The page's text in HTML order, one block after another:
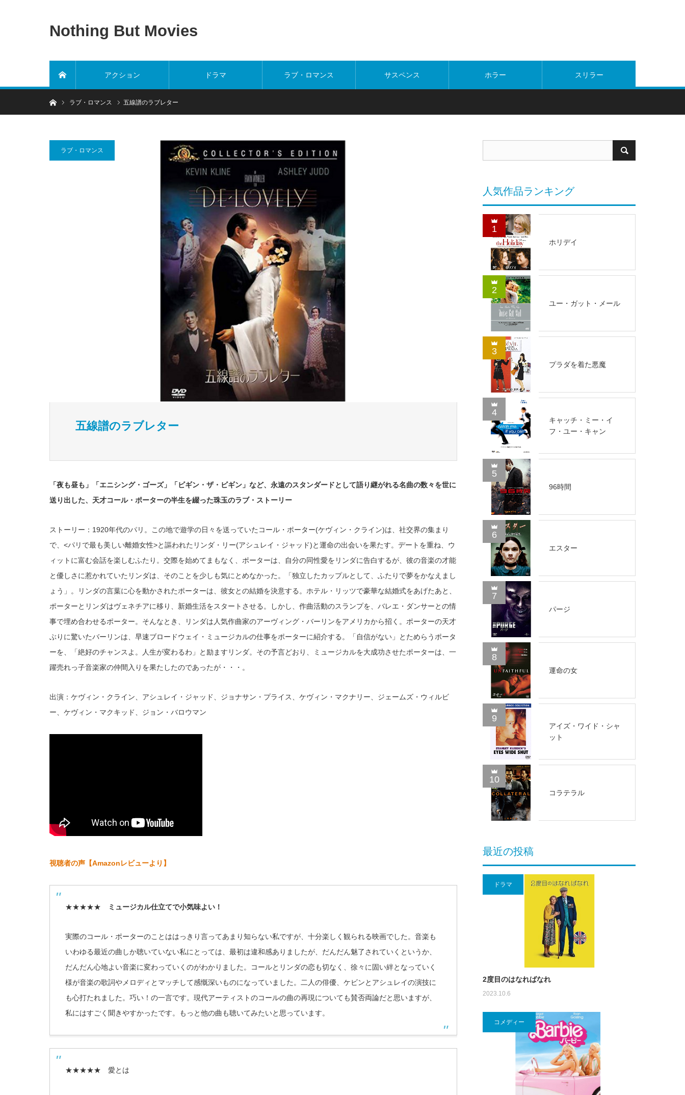
Nothing But Movies
アクション ドラマ ラブ・ロマンス サスペンス ホラー スリラー
ホームラブ・ロマンス 五線譜のラブレター
ラブ・ロマンス
五線譜のラブレター
「夜も昼も」「エニシング・ゴーズ」「ビギン・ザ・ビギン」など、永遠のスタンダードとして語り継がれる名曲の数々を世に
送り出した、天才コール・ポーターの半生を綴った珠玉のラブ・ストーリー
ストーリー：1920年代のパリ。この地で遊学の日々を送っていたコール・ポーター(ケヴィン・クライン)は、社交界の集まり
で、<パリで最も美しい離婚女性>と謳われたリンダ・リー(アシュレイ・ジャッド)と運命の出会いを果たす。デートを重ね、ウ
ィットに富む会話を楽しむふたり。交際を始めてまもなく、ポーターは、自分の同性愛をリンダに告白するが、彼の音楽の才能
と優しさに惹かれていたリンダは、そのことを少しも気にとめなかった。「独立したカップルとして、ふたりで夢をかなえまし
ょう」。リンダの言葉に心を動かされたポーターは、彼女との結婚を決意する。ホテル・リッツで豪華な結婚式をあげたあと、
ポーターとリンダはヴェネチアに移り、新婚生活をスタートさせる。しかし、作曲活動のスランプを、バレエ・ダンサーとの情
事で埋め合わせるポーター。そんなとき、リンダは人気作曲家のアーヴィング・バーリンをアメリカから招く。ポーターの天才
ぶりに驚いたバーリンは、早速ブロードウェイ・ミュージカルの仕事をポーターに紹介する。「自信がない」とためらうポータ
ーを、「絶好のチャンスよ。人生が変わるわ」と励ますリンダ。その予言どおり、ミュージカルを大成功させたポーターは、一
躍売れっ子音楽家の仲間入りを果たしたのであったが・・・。
出演：ケヴィン・クライン、アシュレイ・ジャッド、ジョナサン・プライス、ケヴィン・マクナリー、ジェームズ・ウィルビ
ー、ケヴィン・マクキッド、ジョン・バロウマン
視聴者の声【Amazonレビューより】
★★★★★ ミュージカル仕立てで小気味よい！
実際のコール・ポーターのことははっきり言ってあまり知らない私ですが、十分楽しく観られる映画でした。音楽も
いわゆる最近の曲しか聴いていない私にとっては、最初は違和感ありましたが、だんだん魅了されていくというか、
だんだん心地よい音楽に変わっていくのがわかりました。コールとリンダの恋も切なく、徐々に固い絆となっていく
様が音楽の歌詞やメロディとマッチして感慨深いものになっていました。二人の俳優、ケビンとアシュレイの演技に
も心打たれました。巧い！の一言です。現代アーティストのコールの曲の再現についても賛否両論だと思いますが、
私にはすごく聞きやすかったです。もっと他の曲も聴いてみたいと思っています。
★★★★★ 愛とは
人気作品ランキング
1
ホリデイ
2
ユー・ガット・メール
3
プラダを着た悪魔
4
キャッチ・ミー・イ
フ・ユー・キャン
5
96時間
6
エスター
7
パージ
8
運命の女
9
アイズ・ワイド・シャ
ット
10
コラテラル
最近の投稿
ドラマ
2度目のはなればなれ
2023.10.6
コメディー